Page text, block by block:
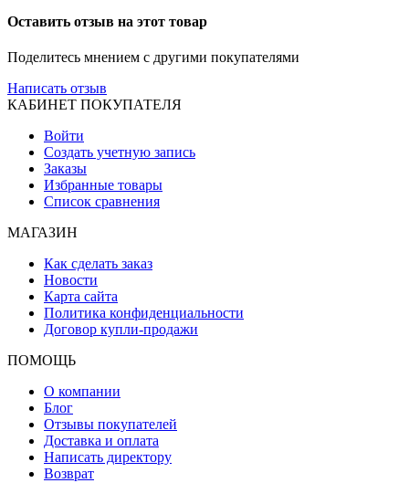
Оставить отзыв на этот товар
Поделитесь мнением с другими покупателями
Написать отзыв
КАБИНЕТ ПОКУПАТЕЛЯ
Войти
Создать учетную запись
Заказы
Избранные товары
Список сравнения
МАГАЗИН
Как сделать заказ
Новости
Карта сайта
Политика конфиденциальности
Договор купли-продажи
ПОМОЩЬ
О компании
Блог
Отзывы покупателей
Доставка и оплата
Написать директору
Возврат